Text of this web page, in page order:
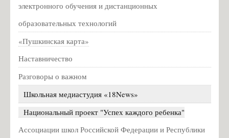
Всероссийский конкурс педагогического мастерства
«История в школе: традиции и новации»
Информация для родителей о приеме в первый класс
16 мая ушла из жизни Ида Филипповна Горелик
Техника безопасности летом
Пакет мер социальной поддержки жителей Псковской
области
электронного обучения и дистанционных
образовательных технологий
«Пушкинская карта»
Наставничество
Разговоры о важном
Школьная медиастудия «18News»
Национальный проект "Успех каждого ребенка"
Ассоциации школ Российской Федерации и Республики